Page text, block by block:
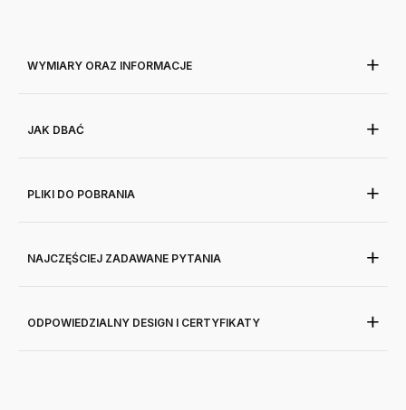
WYMIARY ORAZ INFORMACJE
JAK DBAĆ
PLIKI DO POBRANIA
NAJCZĘŚCIEJ ZADAWANE PYTANIA
ODPOWIEDZIALNY DESIGN I CERTYFIKATY